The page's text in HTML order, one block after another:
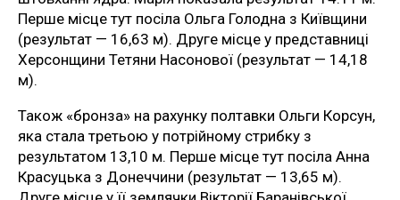
Перше місце тут посіла Ольга Голодна з Київщини
(результат — 16,63 м). Друге місце у представниці
Херсонщини Тетяни Насонової (результат — 14,18
м).
Також «бронза» на рахунку полтавки Ольги Корсун,
яка стала третьою у потрійному стрибку з
результатом 13,10 м. Перше місце тут посіла Анна
Красуцька з Донеччини (результат — 13,65 м).